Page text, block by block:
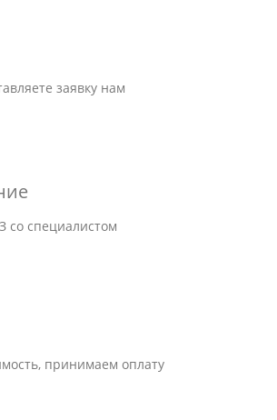
заявку нам
со специалистом
принимаем оплату